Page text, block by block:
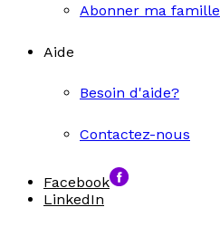
Abonner ma famille
Aide
Besoin d'aide?
Contactez-nous
Facebook
LinkedIn